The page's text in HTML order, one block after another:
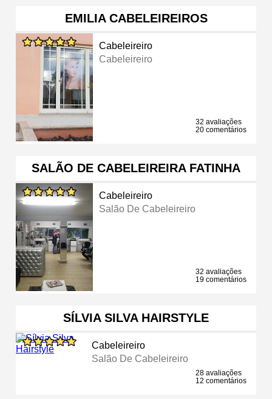
EMILIA CABELEIREIROS
Cabeleireiro
Cabeleireiro
32 avaliações
20 comentários
SALÃO DE CABELEIREIRA FATINHA
Cabeleireiro
Salão De Cabeleireiro
32 avaliações
19 comentários
SÍLVIA SILVA HAIRSTYLE
Cabeleireiro
Salão De Cabeleireiro
28 avaliações
12 comentários